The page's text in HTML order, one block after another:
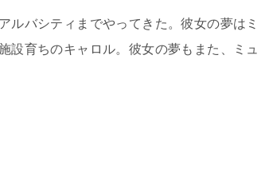
ルバシティまでやってきた。彼女の夢はミ
設育ちのキャロル。彼女の夢もまた、ミュ